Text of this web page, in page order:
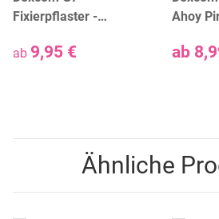
Fixierpflaster -
ab 9,95 €
Ahoy
ab
Ähnliche